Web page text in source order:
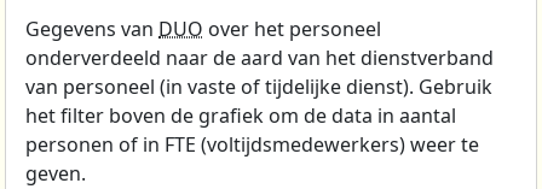
Gegevens van DUO over het personeel
onderverdeeld naar de aard van het dienstverband
van personeel (in vaste of tijdelijke dienst). Gebruik
het filter boven de grafiek om de data in aantal
personen of in FTE (voltijdsmedewerkers) weer te
geven.